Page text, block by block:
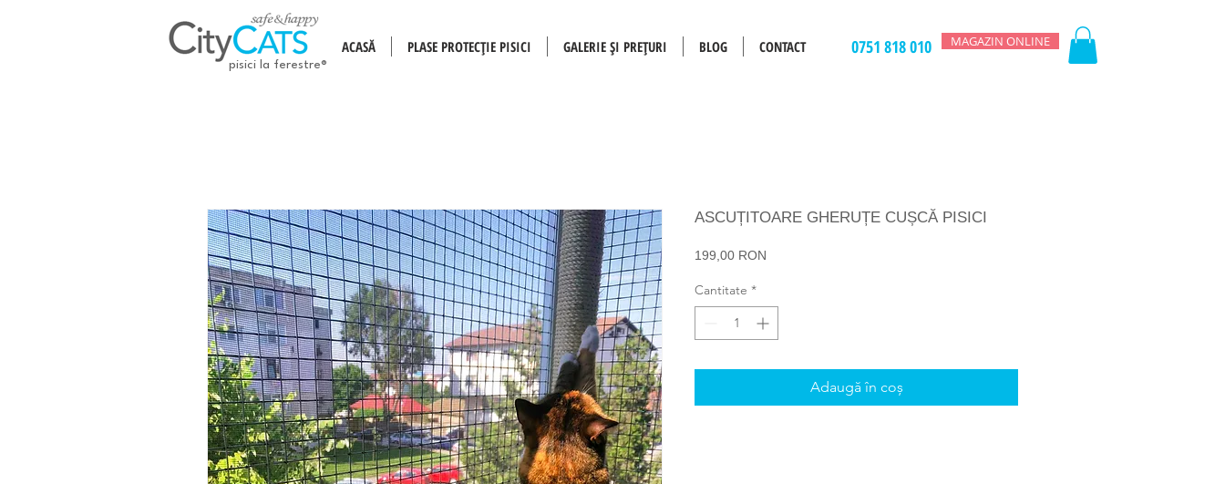
pisici la ferestre®
ACASĂ PLASE PROTECȚIE PISICI GALERIE ȘI PREȚURI BLOG CONTACT 0751 818 010 MAGAZIN ONLINE
ASCUȚITOARE GHERUȚE CUȘCĂ PISICI
199,00 RON
Cantitate *
Adaugă în coș